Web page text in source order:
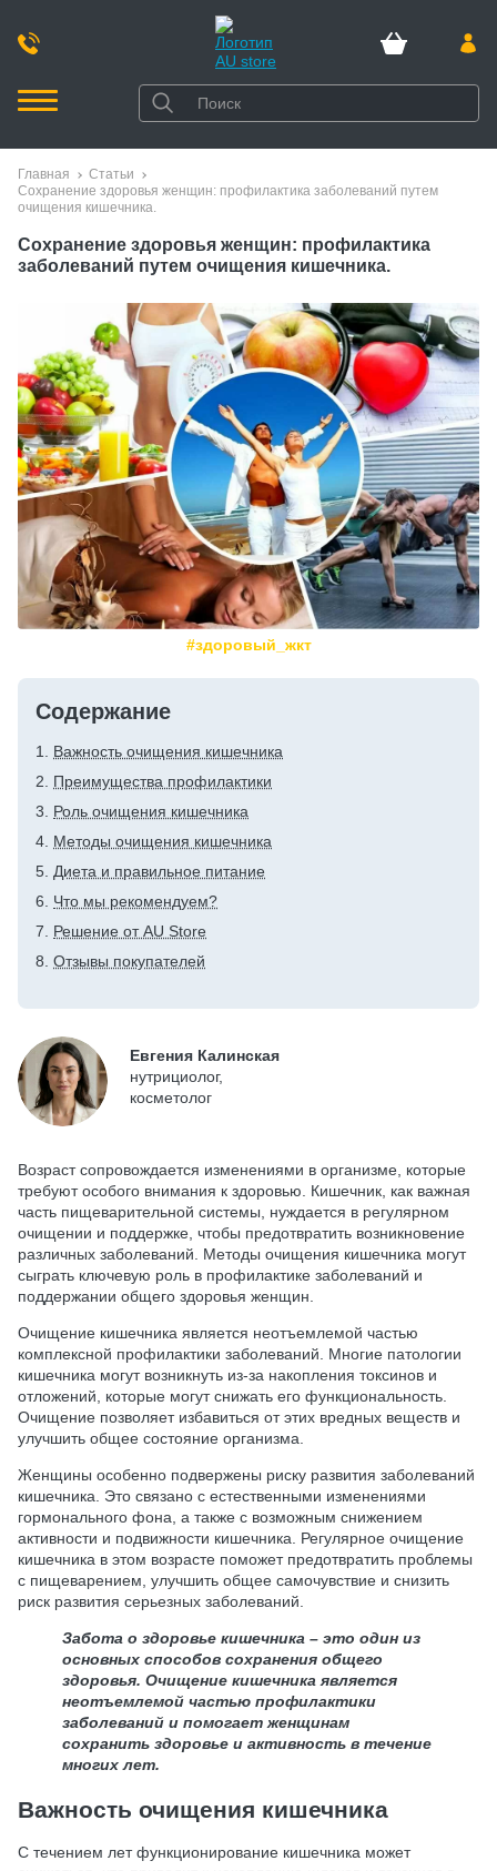
Главная
Статьи
Сохранение здоровья женщин: профилактика заболеваний путем
очищения кишечника.
Сохранение здоровья женщин: профилактика
заболеваний путем очищения кишечника.
#здоровый_жкт
Содержание
Важность очищения кишечника
Преимущества профилактики
Роль очищения кишечника
Методы очищения кишечника
Диета и правильное питание
Что мы рекомендуем?
Решение от AU Store
Отзывы покупателей
Евгения Калинская
нутрициолог,
косметолог
Возраст сопровождается изменениями в организме, которые
требуют особого внимания к здоровью. Кишечник, как важная
часть пищеварительной системы, нуждается в регулярном
очищении и поддержке, чтобы предотвратить возникновение
различных заболеваний. Методы очищения кишечника могут
сыграть ключевую роль в профилактике заболеваний и
поддержании общего здоровья женщин.
Очищение кишечника является неотъемлемой частью
комплексной профилактики заболеваний. Многие патологии
кишечника могут возникнуть из-за накопления токсинов и
отложений, которые могут снижать его функциональность.
Очищение позволяет избавиться от этих вредных веществ и
улучшить общее состояние организма.
Женщины особенно подвержены риску развития заболеваний
кишечника. Это связано с естественными изменениями
гормонального фона, а также с возможным снижением
активности и подвижности кишечника. Регулярное очищение
кишечника в этом возрасте поможет предотвратить проблемы
с пищеварением, улучшить общее самочувствие и снизить
риск развития серьезных заболеваний.
Забота о здоровье кишечника – это один из
основных способов сохранения общего
здоровья. Очищение кишечника является
неотъемлемой частью профилактики
заболеваний и помогает женщинам
сохранить здоровье и активность в течение
многих лет.
Важность очищения кишечника
С течением лет функционирование кишечника может